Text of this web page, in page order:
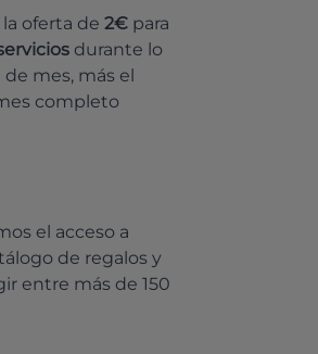
oferta de 2€ para
durante lo
mes, más el
completo
el acceso a
de regalos y
entre más de 150